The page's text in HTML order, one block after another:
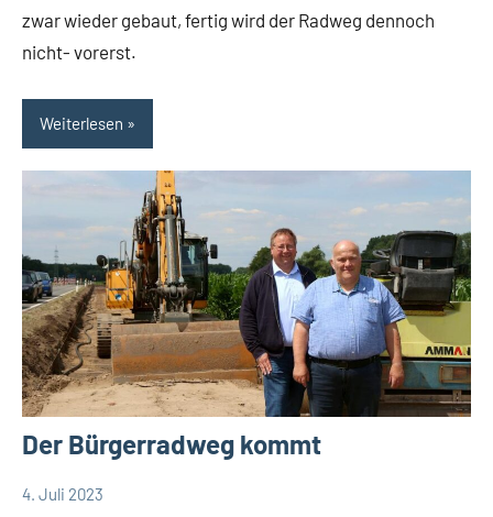
zwar wieder gebaut, fertig wird der Radweg dennoch
nicht- vorerst.
Weiterlesen
Der Bürgerradweg kommt
4. Juli 2023